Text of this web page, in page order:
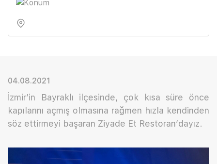
04.08.2021
İzmir’in Bayraklı ilçesinde, çok kısa süre önce
kapılarını açmış olmasına rağmen hızla kendinden
söz ettirmeyi başaran Ziyade Et Restoran’dayız.